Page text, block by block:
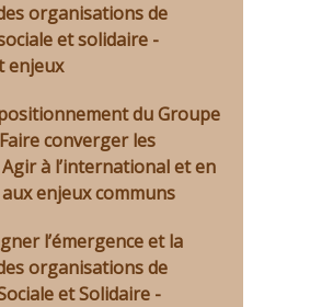
organisations de
et solidaire -
enjeux
du Groupe
converger les
à l’international et en
enjeux communs
l’émergence et la
organisations de
et Solidaire -